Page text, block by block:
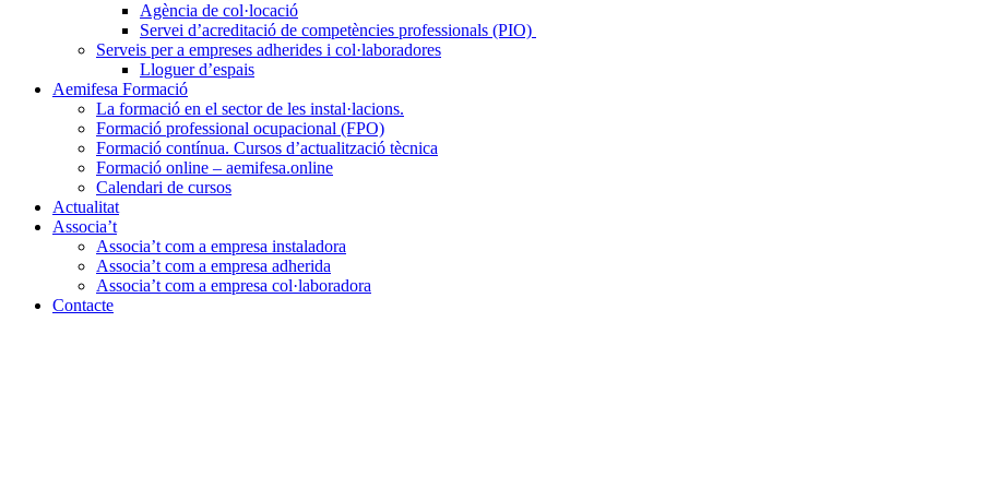
Agència de col·locació
Servei d’acreditació de competències professionals (PIO)
Serveis per a empreses adherides i col·laboradores
Lloguer d’espais
Aemifesa Formació
La formació en el sector de les instal·lacions.
Formació professional ocupacional (FPO)
Formació contínua. Cursos d’actualització tècnica
Formació online – aemifesa.online
Calendari de cursos
Actualitat
Associa’t
Associa’t com a empresa instaladora
Associa’t com a empresa adherida
Associa’t com a empresa col·laboradora
Contacte